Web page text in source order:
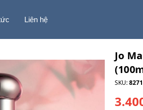
Liên hệ
Jo
SKU: